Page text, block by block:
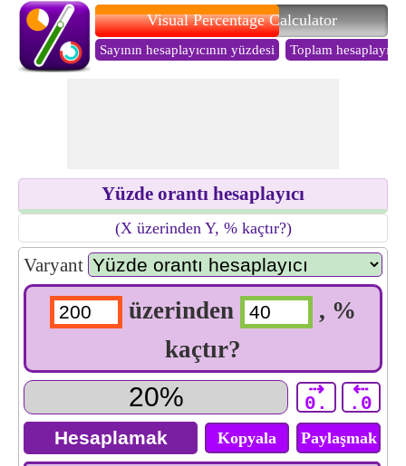
Visual Percentage Calculator
Sayının hesaplayıcının yüzdesi Toplam
Yüzde orantı hesaplayıcı
(X üzerinden Y, % kaçtır?)
Varyant
üzerinden
, %
kaçtır?
⇢
0.
⇠
.0
Kopyala Paylaşmak